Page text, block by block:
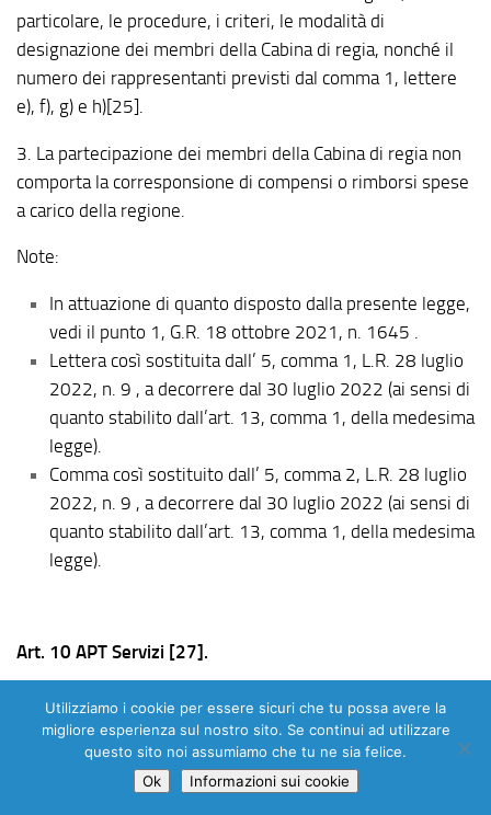
particolare, le procedure, i criteri, le modalità di
designazione dei membri della Cabina di regia, nonché il
numero dei rappresentanti previsti dal comma 1, lettere
e), f), g) e h)[25].
3. La partecipazione dei membri della Cabina di regia non
comporta la corresponsione di compensi o rimborsi spese
a carico della regione.
Note:
In attuazione di quanto disposto dalla presente legge,
vedi il punto 1, G.R. 18 ottobre 2021, n. 1645 .
Lettera così sostituita dall’ 5, comma 1, L.R. 28 luglio
2022, n. 9 , a decorrere dal 30 luglio 2022 (ai sensi di
quanto stabilito dall’art. 13, comma 1, della medesima
legge).
Comma così sostituito dall’ 5, comma 2, L.R. 28 luglio
2022, n. 9 , a decorrere dal 30 luglio 2022 (ai sensi di
quanto stabilito dall’art. 13, comma 1, della medesima
legge).
Art. 10 APT Servizi [27].
In vigore dal 28 dicembre 2017
1. Il Presidente della Giunta regionale è autorizzato a
promuovere e partecipare alla costituzione di una società
Utilizziamo i cookie per essere sicuri che tu possa avere la
migliore esperienza sul nostro sito. Se continui ad utilizzare
questo sito noi assumiamo che tu ne sia felice.
Ok
Informazioni sui cookie